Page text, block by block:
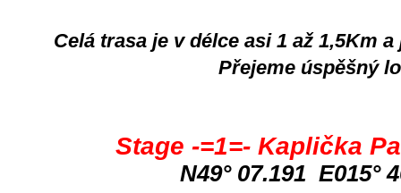
Celá trasa je v délce asi 1 až 1,5Km
Přejeme úspěšný
Stage -=1=- Kaplička
N49° 07.191 E015°